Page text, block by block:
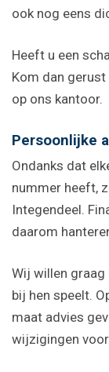
ook nog eens
Heeft u een
Kom dan
op ons kantoor.
Persoonlijke
Ondanks dat
nummer heeft,
Integendeel.
daarom
Wij willen graag
bij hen speelt.
maat advies
wijzigingen